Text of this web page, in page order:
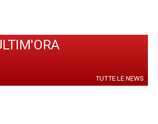
TUTTE LE NEWS